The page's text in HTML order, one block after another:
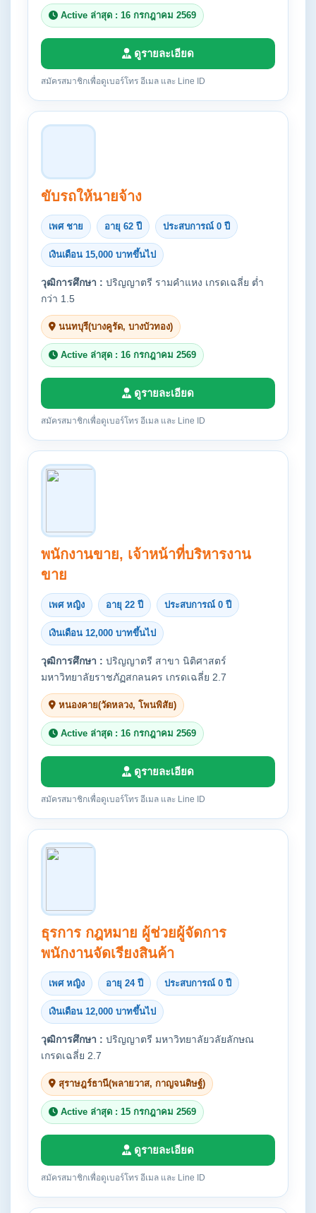
Active ล่าสุด : 16 กรกฎาคม 2569
ดูรายละเอียด
สมัครสมาชิกเพื่อดูเบอร์โทร อีเมล และ Line ID
ขับรถให้นายจ้าง
เพศ ชาย อายุ 62 ปี ประสบการณ์ 0 ปี
เงินเดือน 15,000 บาทขึ้นไป
วุฒิการศึกษา : ปริญญาตรี รามคำแหง เกรดเฉลี่ย ต่ำ
กว่า 1.5
นนทบุรี(บางคูรัด, บางบัวทอง)
Active ล่าสุด : 16 กรกฎาคม 2569
ดูรายละเอียด
สมัครสมาชิกเพื่อดูเบอร์โทร อีเมล และ Line ID
พนักงานขาย, เจ้าหน้าที่บริหารงาน
ขาย
เพศ หญิง อายุ 22 ปี ประสบการณ์ 0 ปี
เงินเดือน 12,000 บาทขึ้นไป
วุฒิการศึกษา : ปริญญาตรี สาขา นิติศาสตร์
มหาวิทยาลัยราชภัฏสกลนคร เกรดเฉลี่ย 2.7
หนองคาย(วัดหลวง, โพนพิสัย)
Active ล่าสุด : 16 กรกฎาคม 2569
ดูรายละเอียด
สมัครสมาชิกเพื่อดูเบอร์โทร อีเมล และ Line ID
ธุรการ กฎหมาย ผู้ช่วยผู้จัดการ
พนักงานจัดเรียงสินค้า
เพศ หญิง อายุ 24 ปี ประสบการณ์ 0 ปี
เงินเดือน 12,000 บาทขึ้นไป
วุฒิการศึกษา : ปริญญาตรี มหาวิทยาลัยวลัยลักษณ
เกรดเฉลี่ย 2.7
สุราษฎร์ธานี(พลายวาส, กาญจนดิษฐ์)
Active ล่าสุด : 15 กรกฎาคม 2569
ดูรายละเอียด
สมัครสมาชิกเพื่อดูเบอร์โทร อีเมล และ Line ID